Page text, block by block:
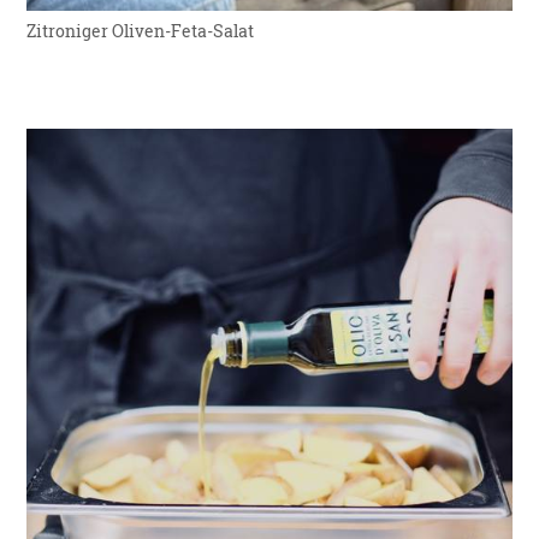
Zitroniger Oliven-Feta-Salat